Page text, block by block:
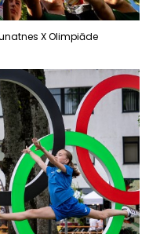
X Olimpiāde